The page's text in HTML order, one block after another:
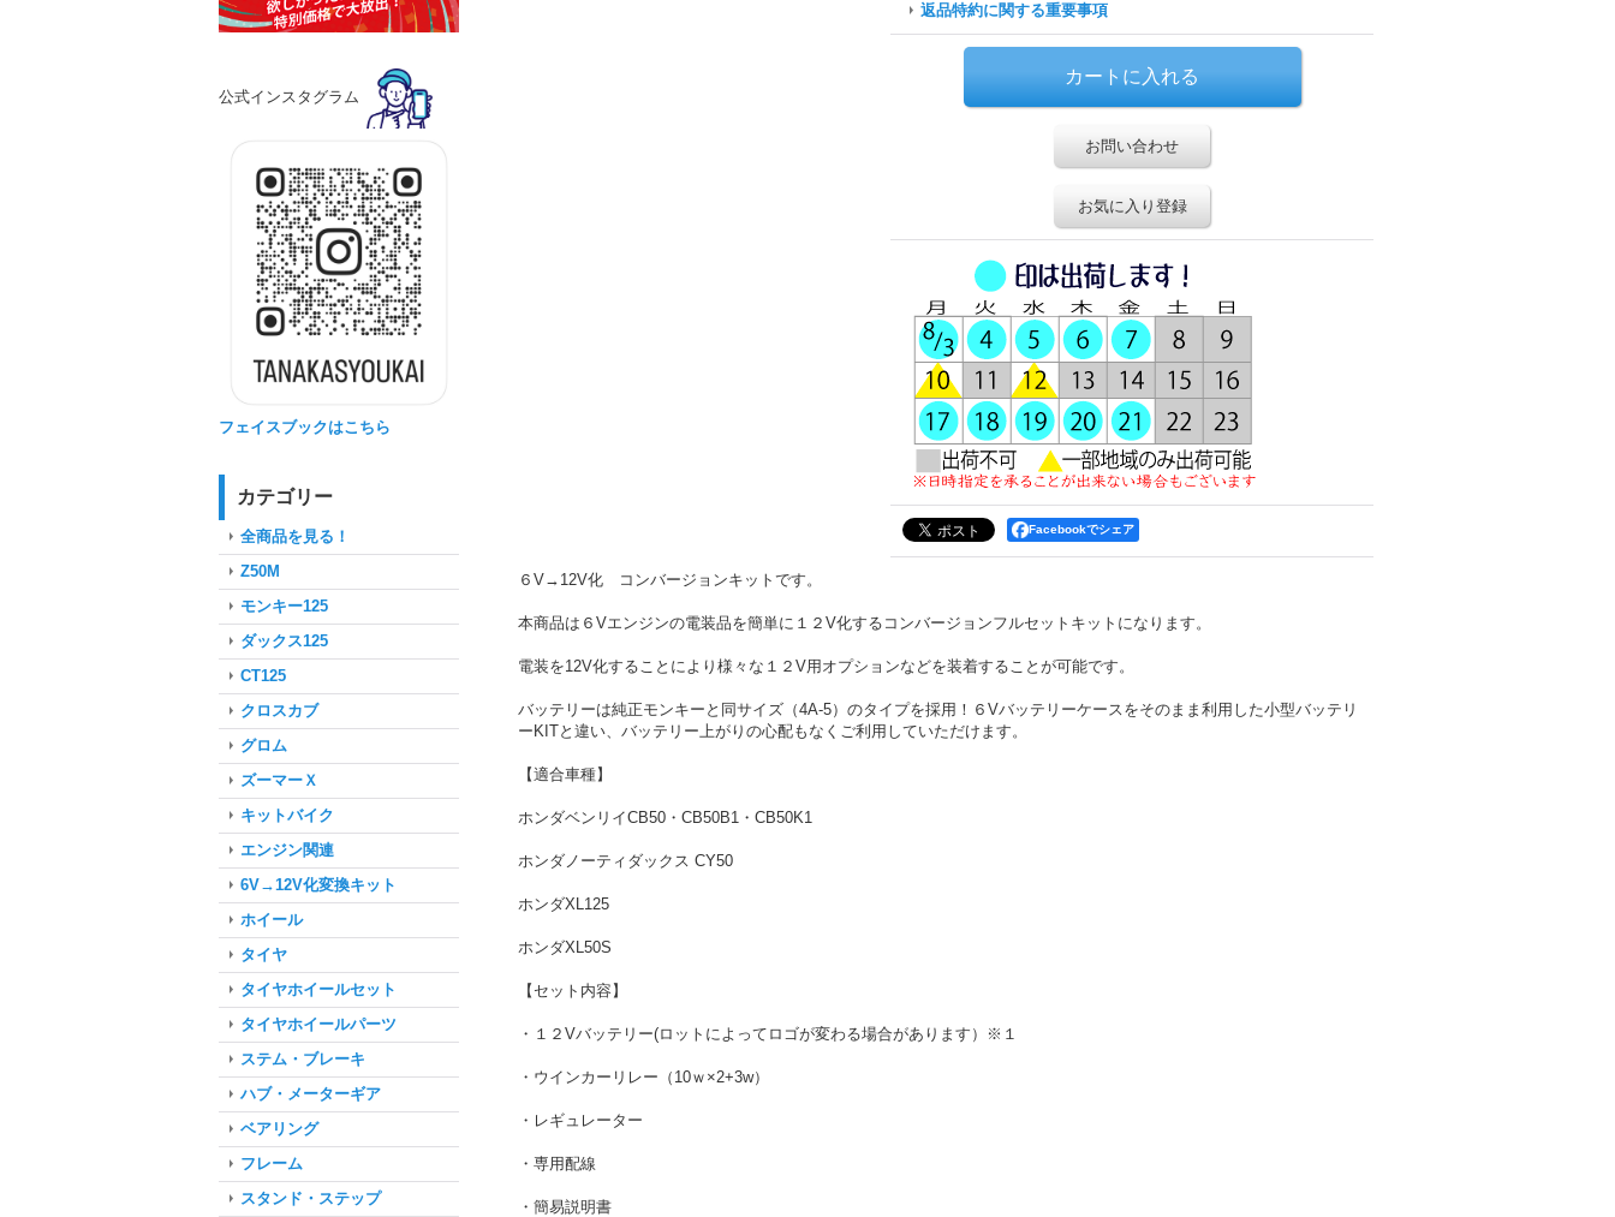
公式インスタグラム
フェイスブックはこちら
カテゴリー
全商品を見る！
Z50M
モンキー125
ダックス125
CT125
クロスカブ
グロム
ズーマーＸ
キットバイク
エンジン関連
6V→12V化変換キット
ホイール
タイヤ
タイヤホイールセット
タイヤホイールパーツ
ステム・ブレーキ
ハブ・メーターギア
ベアリング
フレーム
スタンド・ステップ
返品特約に関する重要事項
お問い合わせ
お気に入り登録
Facebookでシェア
６V→12V化 コンバージョンキットです。
本商品は６Vエンジンの電装品を簡単に１２V化するコンバージョンフルセットキットになります。
電装を12V化することにより様々な１２V用オプションなどを装着することが可能です。
バッテリーは純正モンキーと同サイズ（4A-5）のタイプを採用！６Vバッテリーケースをそのまま利用した小型バッテリ
ーKITと違い、バッテリー上がりの心配もなくご利用していただけます。
【適合車種】
ホンダベンリイCB50・CB50B1・CB50K1
ホンダノーティダックス CY50
ホンダXL125
ホンダXL50S
【セット内容】
・１２Vバッテリー(ロットによってロゴが変わる場合があります）※１
・ウインカーリレー（10ｗ×2+3w）
・レギュレーター
・専用配線
・簡易説明書